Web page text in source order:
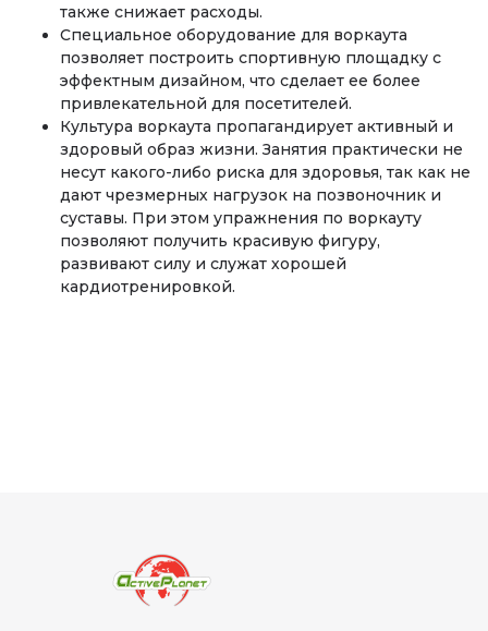
также снижает расходы.
Специальное оборудование для воркаута
позволяет построить спортивную площадку с
эффектным дизайном, что сделает ее более
привлекательной для посетителей.
Культура воркаута пропагандирует активный и
здоровый образ жизни. Занятия практически не
несут какого-либо риска для здоровья, так как не
дают чрезмерных нагрузок на позвоночник и
суставы. При этом упражнения по воркауту
позволяют получить красивую фигуру,
развивают силу и служат хорошей
кардиотренировкой.